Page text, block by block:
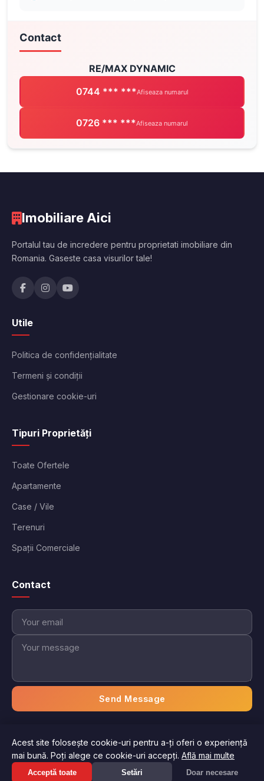
Contact
RE/MAX DYNAMIC
0744 *** ***Afiseaza numarul
0726 *** ***Afiseaza numarul
Suna acum: 0744 *** *** Afiseaza numarul
Imobiliare Aici
Portalul tau de incredere pentru proprietati imobiliare din
Romania. Gaseste casa visurilor tale!
Utile
Politica de confidențialitate
Termeni și condiții
Gestionare cookie-uri
Tipuri Proprietăți
Toate Ofertele
Apartamente
Case / Vile
Terenuri
Spații Comerciale
Contact
Send Message
© 2026 Imobiliare Aici. Toate drepturile rezervate.
Politica de confidențialitateTermeni și condiții
Gestionați preferințele
Acest site folosește cookie-uri pentru a-ți oferi o experiență
mai bună. Poți alege ce cookie-uri accepți. Află mai multe
Acceptă toate Setări Doar necesare